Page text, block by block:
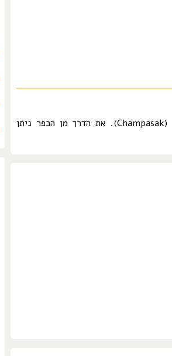
המקדש עצמו נמצא כ-8 ק"מ מצפון לכפר הקטן צ'מפאסאק (Champasak). את הדרך מן הכפר ניתן